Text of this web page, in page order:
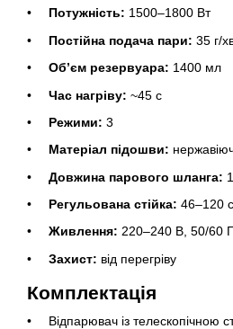
Потужність: 1500–1800 Вт
Постійна подача пари: 35 г/
Об’єм резервуара: 1400 мл
Час нагріву: ~45 с
Режими: 3
Матеріал підошви:
Довжина парового шланга:
Регульована стійка: 46–120
Живлення: 220–240 В, 50/60
Захист: від перегріву
Комплектація
Відпарювач із телескопічною